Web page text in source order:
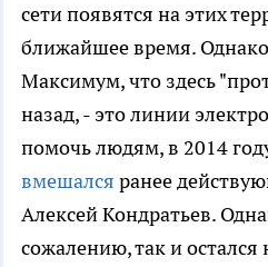
сети появятся на этих
ближайшее время.
Максимум, что здесь
назад, - это линии
помочь людям, в 2014
вмешался ранее
Алексей Кондратьев.
сожалению, так и